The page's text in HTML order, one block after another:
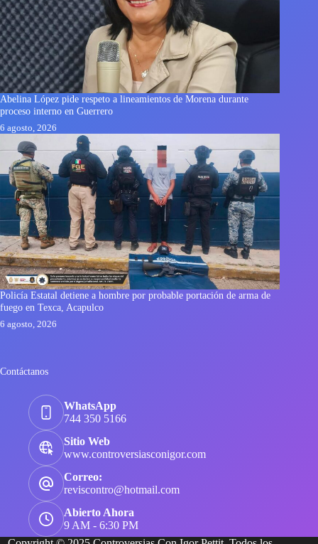
Abelina López pide respeto a lineamientos de Morena durante
proceso interno en Guerrero
6 agosto, 2026
Policía Estatal detiene a hombre por probable portación de arma de
fuego en Texca, Acapulco
6 agosto, 2026
Contáctanos
WhatsApp
744 350 5166
Sitio Web
www.controversiasconigor.com
Correo:
reviscontro@hotmail.com
Abierto Ahora
9 AM - 6:30 PM